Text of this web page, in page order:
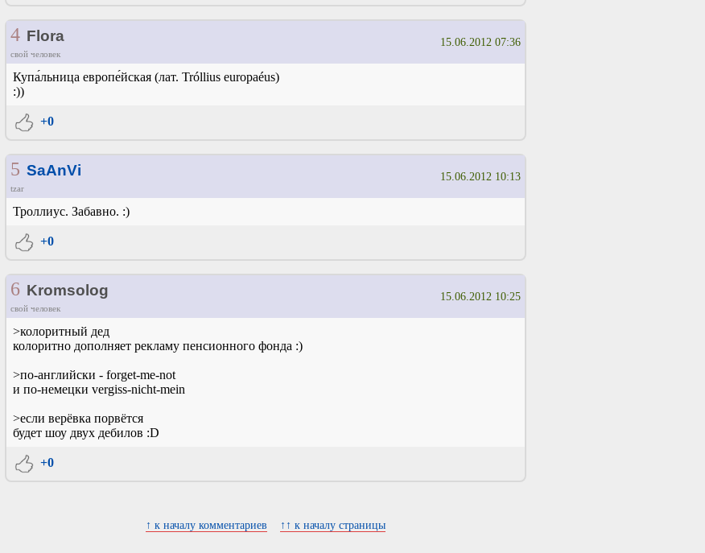
4 Flora
свой человек
15.06.2012 07:36
Купа́льница европе́йская (лат. Tróllius europaéus)
:))
+0
5 SaAnVi
tzar
15.06.2012 10:13
Троллиус. Забавно. :)
+0
6 Kromsolog
свой человек
15.06.2012 10:25
>колоритный дед
колоритно дополняет рекламу пенсионного фонда :)
>по-английски - forget-me-not
и по-немецки vergiss-nicht-mein
>если верёвка порвётся
будет шоу двух дебилов :D
+0
↑ к началу комментариев ↑↑ к началу страницы